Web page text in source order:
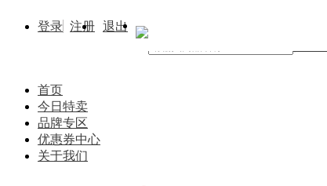
登录 注册 退出
首页
今日特卖
品牌专区
优惠券中心
关于我们